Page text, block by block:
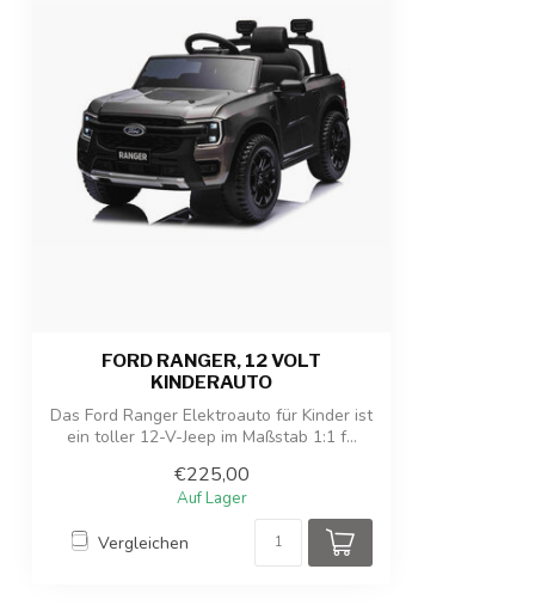
Anzahl Sitzplätze
Teilnahmeberechtigung
Produktabmessungen
Verpackungsabmessungen
FORD RANGER, 12 VOLT
KINDERAUTO
Das Ford Ranger Elektroauto für Kinder ist
ein toller 12-V-Jeep im Maßstab 1:1 f...
€225,00
Auf Lager
Vergleichen